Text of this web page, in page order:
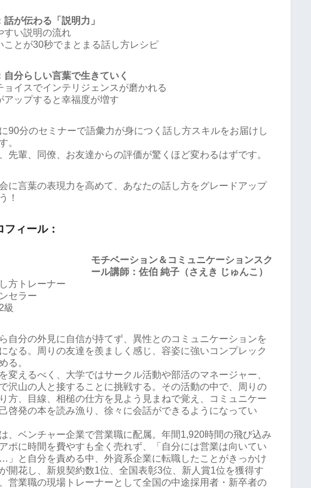
話が伝わる「説明力」
すい説明の流れ
ことが30秒でまとまる話し方レシピ
自分らしい言葉で生きていく
ョイスでインテリジェンスが磨かれる
アップすると幸福度が増す
90分のセミナーで語彙力が身につく話し方スキルをお届けし
。
先輩、同僚、お友達からの評価が驚くほど変わるはずです。
に言葉の表現力を高めて、あなたの話し方をグレードアップ
！
ィール：
モチベーション＆コミュニケーションスク
ール講師：佐伯 純子（さえき じゅんこ）
方トレーナー
セラー
級
自分の外見に自信が持てず、異性とのコミュニケーションを
なる。周りの友達を羨ましく感じ、容姿に強いコンプレック
る。
変えるべく、大学ではサークル活動や部活のマネージャー、
沢山の人と接することに挑戦する。その活動の中で、周りの
方、目線、相槌の仕方を見よう見まねで覚え、コミュニケー
啓発の本を読み漁り、徐々に会話ができるようになってい
、ベンチャー企業で営業職に配属。年間1,920時間の飛び込み
ポに時間を費やすも全く売れず、「自分には営業は向いてい
」と自分を責める中、外資系企業に転職したことがきっかけ
開花し、新規契約数1位、全国表彰3位、新人賞1位を獲得す
営業職の現場トレーナーとして全国の中途採用者・新卒者の